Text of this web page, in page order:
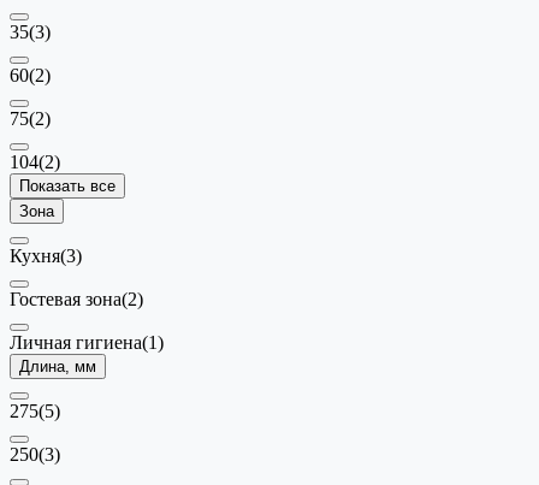
35(3)
60(2)
75(2)
104(2)
Показать все
Зона
Кухня(3)
Гостевая зона(2)
Личная гигиена(1)
Длина, мм
275(5)
250(3)